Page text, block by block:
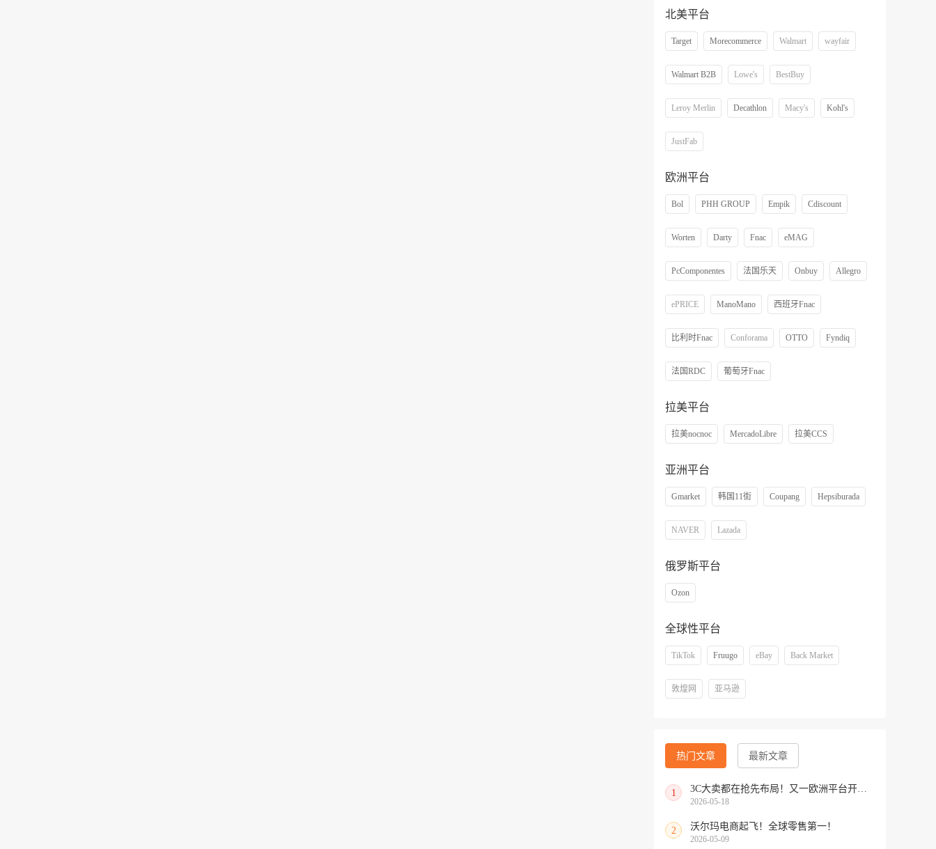
北美平台
Target Morecommerce Walmart wayfair
Walmart B2B Lowe's BestBuy
Leroy Merlin Decathlon Macy's Kohl's
JustFab
欧洲平台
Bol PHH GROUP Empik Cdiscount
Worten Darty Fnac eMAG
PcComponentes 法国乐天 Onbuy Allegro
ePRICE ManoMano 西班牙Fnac
比利时Fnac Conforama OTTO Fyndiq
法国RDC 葡萄牙Fnac
拉美平台
拉美nocnoc MercadoLibre 拉美CCS
亚洲平台
Gmarket 韩国11街 Coupang Hepsiburada
NAVER Lazada
俄罗斯平台
Ozon
全球性平台
TikTok Fruugo eBay Back Market
敦煌网 亚马逊
热门文章 最新文章
1 3C大卖都在抢先布局！又一欧洲平台开放中国招商
2026-05-18
2 沃尔玛电商起飞！全球零售第一！
2026-05-09